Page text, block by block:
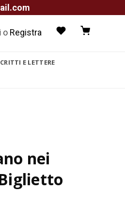
o Registra
E LETTERE
nei